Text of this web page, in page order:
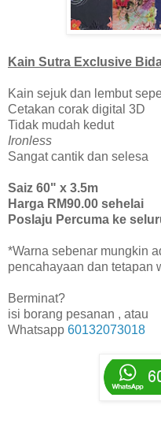
Kain Sutra Exclusive
Kain sejuk dan lembut
Cetakan corak digital 3D
Tidak mudah kedut
Ironless
Sangat cantik dan selesa
Saiz 60" x 3.5m
Harga RM90.00 sehelai
Poslaju Percuma ke
*Warna sebenar mungkin
pencahayaan dan tetapan
Berminat?
isi borang pesanan , atau
Whatsapp 60132073018